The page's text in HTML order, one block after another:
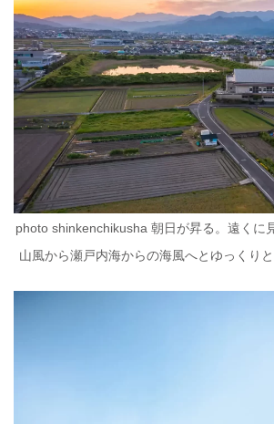
photo shinkenchikusha 朝日が昇る。遠くに
山風から瀬戸内海からの海風へとゆっくり